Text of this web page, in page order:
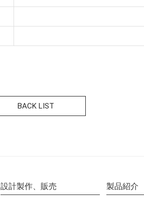
BACK LIST
設計製作、販売 製品紹介